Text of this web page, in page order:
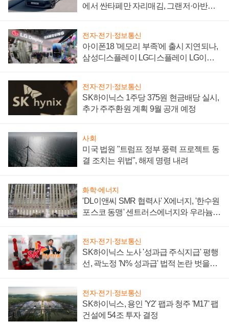
에서 싼타페만 자리매김, 그랜저·아반떼
전자·전기·정보통신
아이폰18 '메모리 부족'에 출시 지연되나,
삼성디스플레이 LG디스플레이 LG이노
전자·전기·정보통신
SK하이닉스 1주당 375원 현금배당 실시,
추가 주주환원 계획 9월 공개 예정
사회
미국 법원 "트럼프 정부 풍력 프로젝트 동
결 조치는 위법", 해제 명령 내려
화학·에너지
'DL이앤씨 SMR 협력사' X에너지, '한수원
포스코 동맹' 센트러스에너지와 우라늄
전자·전기·정보통신
SK하이닉스 노사 '성과급 주식지급' 평행
선, 곽노정 'N% 성과급' 법적 논란 벗을지
전자·전기·정보통신
SK하이닉스, 용인 'Y2' 팹과 청주 'M17' 팹
건설에 54조 투자 결정